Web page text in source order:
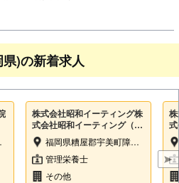
)の新着求人
1-1
株式会社昭和イーティング株
式会社昭和イーティング（有
料老人ホームメディケア宇美
内）
福岡県糟屋郡宇美町障子岳南2丁目22-10
管理栄養士
その他